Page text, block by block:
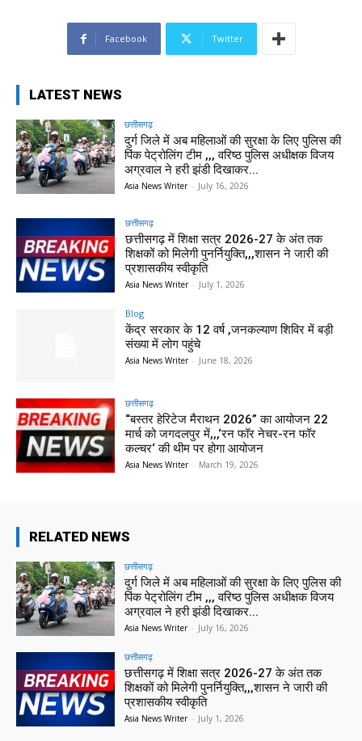
Facebook Twitter
LATEST NEWS
छत्तीसगढ़
दुर्ग जिले में अब महिलाओं की सुरक्षा के लिए पुलिस की
पिंक पेट्रोलिंग टीम ,,, वरिष्ठ पुलिस अधीक्षक विजय
अग्रवाल ने हरी झंडी दिखाकर...
Asia News Writer - July 16, 2026
छत्तीसगढ़
छत्तीसगढ़ में शिक्षा सत्र 2026-27 के अंत तक
शिक्षकों को मिलेगी पुनर्नियुक्ति,,,शासन ने जारी की
प्रशासकीय स्वीकृति
Asia News Writer - July 1, 2026
Blog
केंद्र सरकार के 12 वर्ष ,जनकल्याण शिविर में बड़ी
संख्या में लोग पहुंचे
Asia News Writer - June 18, 2026
छत्तीसगढ़
“बस्तर हेरिटेज मैराथन 2026” का आयोजन 22
मार्च को जगदलपुर में,,,‘रन फॉर नेचर-रन फॉर
कल्चर‘ की थीम पर होगा आयोजन
Asia News Writer - March 19, 2026
RELATED NEWS
छत्तीसगढ़
दुर्ग जिले में अब महिलाओं की सुरक्षा के लिए पुलिस की
पिंक पेट्रोलिंग टीम ,,, वरिष्ठ पुलिस अधीक्षक विजय
अग्रवाल ने हरी झंडी दिखाकर...
Asia News Writer - July 16, 2026
छत्तीसगढ़
छत्तीसगढ़ में शिक्षा सत्र 2026-27 के अंत तक
शिक्षकों को मिलेगी पुनर्नियुक्ति,,,शासन ने जारी की
प्रशासकीय स्वीकृति
Asia News Writer - July 1, 2026